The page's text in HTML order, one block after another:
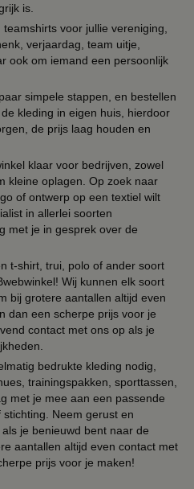
is.
voor jullie vereniging,
verjaardag, team uitje,
ook om iemand een persoonlijk
simpele stappen, en bestellen
kleding in eigen huis, hierdoor
de prijs laag houden en
klaar voor bedrijven, zowel
kleine oplagen. Op zoek naar
of ontwerp op een textiel wilt
in allerlei soorten
met je in gesprek over de
t-shirt, trui, polo of ander soort
Wij kunnen elk soort
bij grotere aantallen altijd even
dan een scherpe prijs voor je
contact met ons op als je
bedrukte kleding nodig,
trainingspakken, sporttassen,
met je mee aan een passende
Neem gerust en
je benieuwd bent naar de
aantallen altijd even contact met
prijs voor je maken!